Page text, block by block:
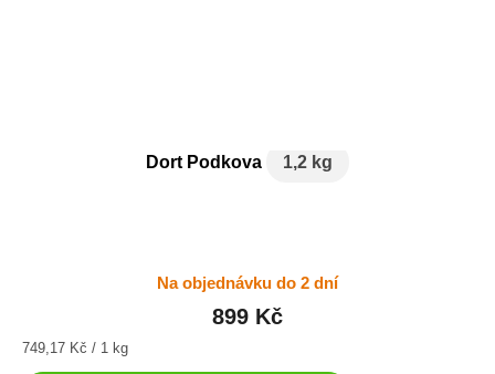
Dort Podkova 1,2 kg
Na objednávku do 2 dní
899 Kč
Měrná
749,17 Kč / 1 kg